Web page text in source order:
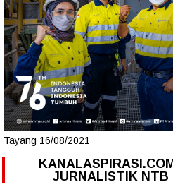
Tayang 16/08/2021
JURNALISTIK NTB